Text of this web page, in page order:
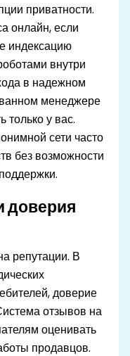
приватности.
онлайн, если
индексацию
внутри
в надежном
менеджере
только у вас.
сети часто
без возможности
доверия
репутации. В
доверие
отзывов на
оценивать
продавцов.